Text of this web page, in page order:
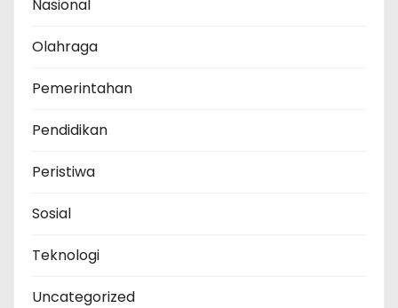
Nasional
Olahraga
Pemerintahan
Pendidikan
Peristiwa
Sosial
Teknologi
Uncategorized